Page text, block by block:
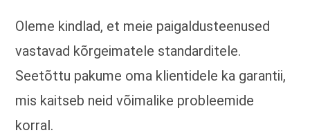
Oleme kindlad, et meie paigaldusteenused
vastavad kõrgeimatele standarditele.
Seetõttu pakume oma klientidele ka garantii,
mis kaitseb neid võimalike probleemide
korral.